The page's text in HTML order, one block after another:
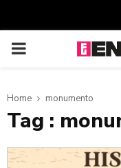
Home monumento
Tag :